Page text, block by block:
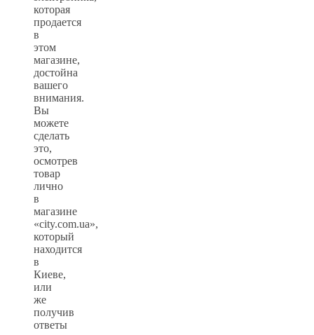
которая
продается
в
этом
магазине,
достойна
вашего
внимания.
Вы
можете
сделать
это,
осмотрев
товар
лично
в
магазине
«city.com.ua»,
который
находится
в
Киеве,
или
же
получив
ответы